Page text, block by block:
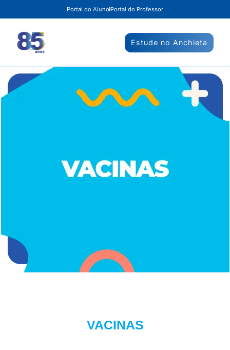
Portal do Aluno Portal do Professor
Estude no Anchieta
VACINAS